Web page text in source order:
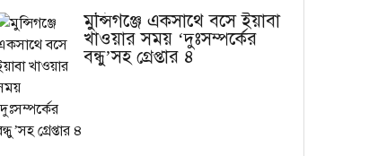
মুন্সিগঞ্জে একসাথে বসে ইয়াবা
খাওয়ার সময় ‘দুঃসম্পর্কের
বন্ধু’সহ গ্রেপ্তার ৪